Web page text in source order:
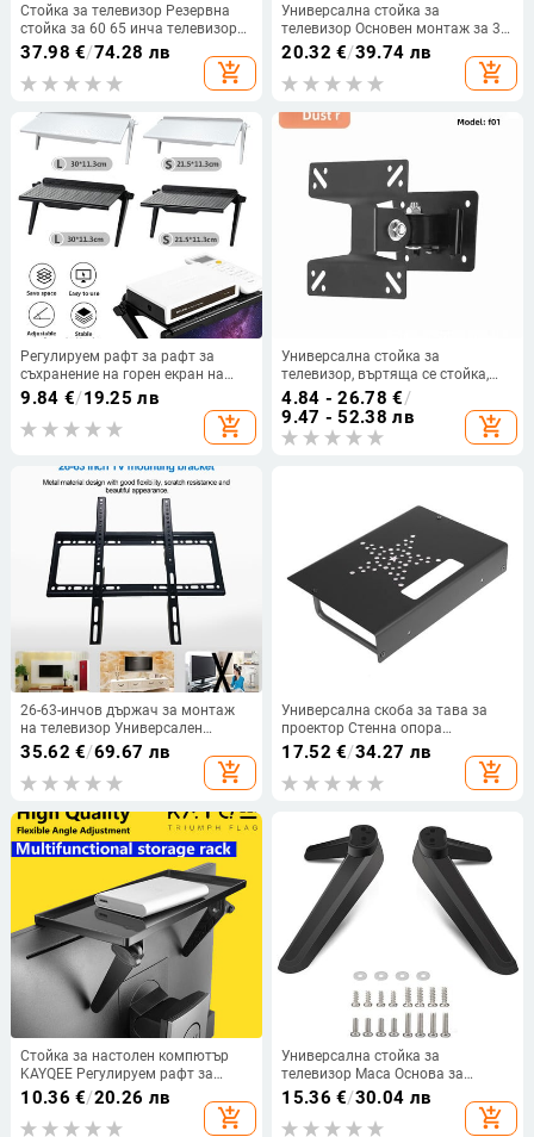
Стойка за телевизор Резервна
стойка за 60 65 инча телевизор
60UJ6307 60UJ6309 65UJ6307
65UJ6309 Основа за стойка за
телевизор с винтове
37.98 €/74.28 лв
add_shopping_cart
Универсална стойка за
телевизор Основен монтаж за 32-
65 инча Samsung Vizio Sony LCD
телевизор Не е за телевизор
Черна скоба за телевизор
20.32 €/39.74 лв
add_shopping_cart
Регулируем рафт за рафт за
съхранение на горен екран на
телевизора, държач за Macbook,
компютър, монитор, настолна
стойка, рафт за телевизор, рафт
за дисплей, рафт за съхранение
9.84 €/19.25 лв
add_shopping_cart
Универсална стойка за
телевизор, въртяща се стойка,
регулируема скоба за телевизор
за дисплеи и екрани на Vewers
4.84 - 26.78 €/
9.47 - 52.38 лв
add_shopping_cart
26-63-инчов държач за монтаж
на телевизор Универсален
нископрофилен стенен монтаж
на плосък телевизор
Регулируема поставка за
монитор
35.62 €/69.67 лв
add_shopping_cart
Универсална скоба за тава за
проектор Стенна опора
Алуминиева скоба за
телевизионна кутия Държач за
рутер Стойка за високоговорител
17.52 €/34.27 лв
add_shopping_cart
Стойка за настолен компютър
KAYQEE Регулируем рафт за
екран Горна скоба за съхранение
на телевизор за стрийминг
устройства, мултимедийна кутия,
10.36 €/20.26 лв
add_shopping_cart
Универсална стойка за
телевизор Маса Основа за
стойка за телевизор Резервна
основа за телевизор Поставка
Крачета Крака за монтаж на
15.36 €/30.04 лв
add_shopping_cart